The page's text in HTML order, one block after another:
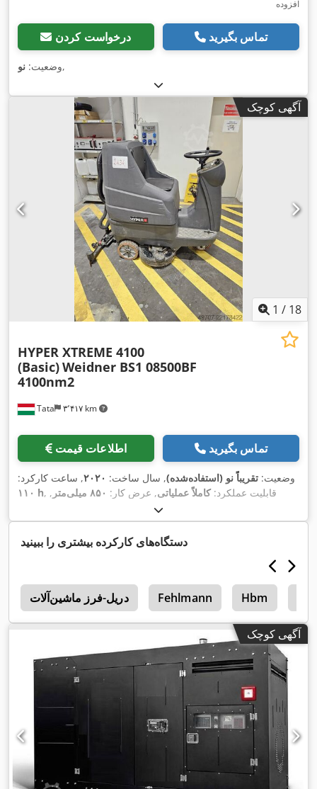
افزوده
درخواست کردن تماس بگیرید
وضعیت: نو ,
آگهی کوچک
1 / 18
Tata ۳٬۴۱۷ km
HYPER XTREME 4100
(Basic)Weidner BS1 08500BF
4100nm2
اطلاعات قیمت تماس بگیرید
وضعیت: تقریباً نو (استفاده‌شده), سال ساخت: ۲۰۲۰, ساعت کارکرد:
۱۱۰ h
, قابلیت عملکرد:کاملاً عملیاتی, عرض کار: ۸۵۰ میلی‌متر
,
ولتاژ ورودی:۲۴ V , ظرفیت مخزن:۱۳۰ ل , ارتفاع کل:۱٬۳۸۰
, عرض کل:۸۱۰ میلی‌متر , طول کل: ۱٬۴۶۰ میلی‌متر
ظرفیت مخزن آب:۱۱۰ ل , ولتاژ باتری:
سرعت چرخش (دقیقه):
دستگاه‌های کارکرده بیشتری را ببینید
دریل-فرز ماشین‌آلات Fehlmann Hbm
آگهی کوچک